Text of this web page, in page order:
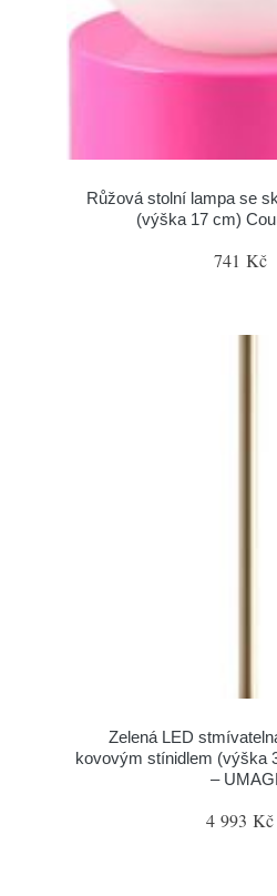
Růžová stolní lampa se
(výška 17 cm)
741 Kč
Zelená LED
kovovým stínidlem (výška
–
4 993 Kč